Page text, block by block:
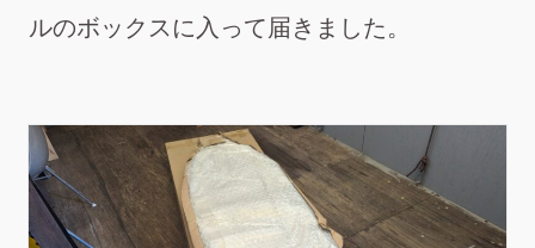
ルのボックスに入って届きました。